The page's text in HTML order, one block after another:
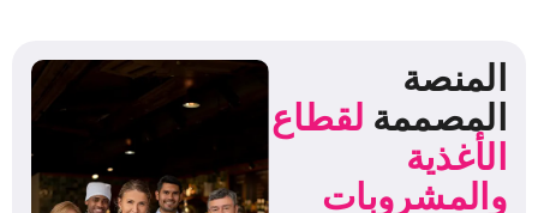
المنصة
المصممة لقطاع
الأغذية
والمشروبات